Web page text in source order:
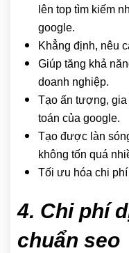
lên top tìm kiếm
google.
Khẳng định, nêu
Giúp tăng khả
doanh nghiệp.
Tạo ấn tượng,
toán của google.
Tạo được làn
không tốn quá
Tối ưu hóa chi
4. Chi phí
chuẩn seo